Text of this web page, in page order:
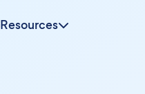
Resources